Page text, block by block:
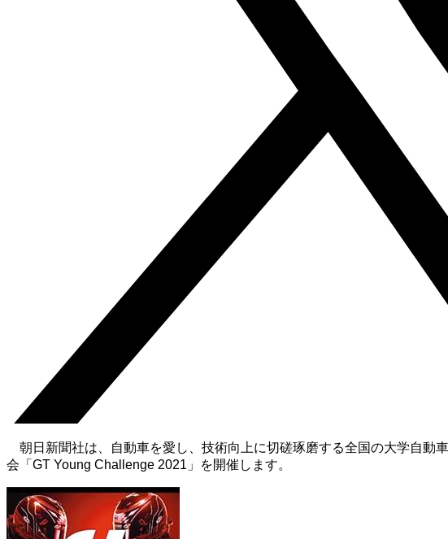
朝日新聞社は、自動車を愛し、技術向上に切磋琢磨する全国の大学自動
会「GT Young Challenge 2021」を開催します。